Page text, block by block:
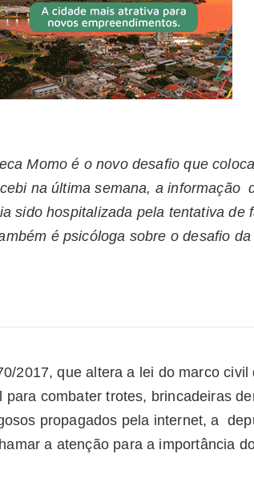
Momo é o novo desafio que
na última semana, a informação
sido hospitalizada pela tentativa de
é psicóloga sobre o desafio
2017, que altera a lei do marco
para combater trotes, brincadeiras
propagados pela internet, a
a atenção para a importância